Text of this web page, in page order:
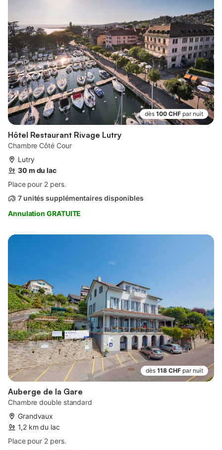
dès 100 CHF par nuit
Hôtel Restaurant Rivage Lutry
Chambre Côté Cour
Lutry
30 m du lac
Place pour 2 pers.
7 unités supplémentaires disponibles
Annulation GRATUITE
dès 118 CHF par nuit
Auberge de la Gare
Chambre double standard
Grandvaux
1,2 km du lac
Place pour 2 pers.